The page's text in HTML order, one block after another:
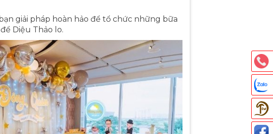
giải pháp hoàn hảo để tổ chức những bữa
Diệu Thảo lo.